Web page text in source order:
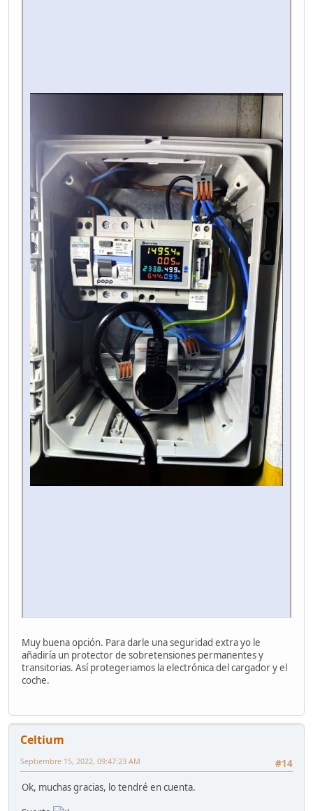
Muy buena opción. Para darle una seguridad extra yo le
añadiría un protector de sobretensiones permanentes y
transitorias. Así protegeriamos la electrónica del cargador y el
coche.
Celtium
#14
Septiembre 15, 2022, 09:47:23 AM
Ok, muchas gracias, lo tendré en cuenta.